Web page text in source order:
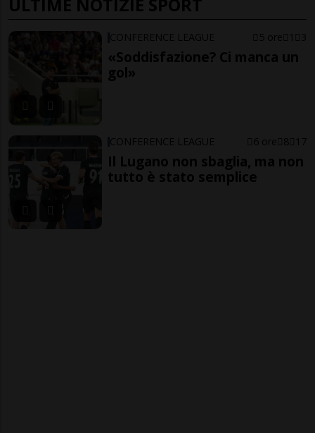
ULTIME NOTIZIE SPORT
CONFERENCE LEAGUE 5 ore 1 3
«Soddisfazione? Ci manca un
gol»
CONFERENCE LEAGUE 6 ore 8 17
Il Lugano non sbaglia, ma non
tutto è stato semplice